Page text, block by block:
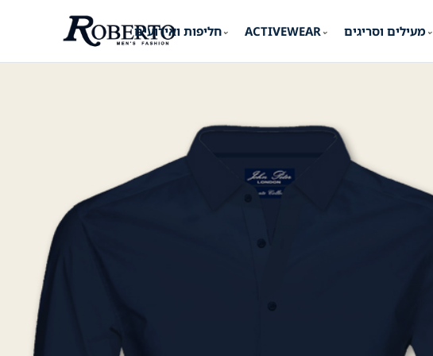
חליפות ואירועים⌄ ACTIVEWEAR ⌄ מעילים וסריגים⌄